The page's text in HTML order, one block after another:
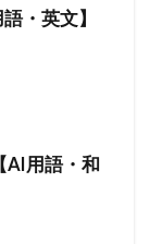
・英文】
AI用語・和